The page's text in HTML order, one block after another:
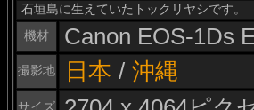
石垣島に生えていたトックリヤシです。
機材
Canon EOS-1Ds
撮影地 日本 / 沖縄
サイズ